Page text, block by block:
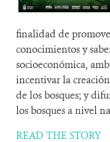
finalidad de
conocimientos y
socioeconómica,
incentivar la
de los bosques; y
los bosques a nivel
READ THE STORY